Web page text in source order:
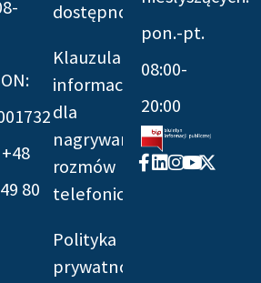
80
dostępności
Klauzula
informacyjna
dla
nagrywania
rozmów
telefonicznych
Polityka
prywatności
pon.-pt.
08:00-
20:00
Facebook-
f
Linkedin
Instagram
Youtube
X-